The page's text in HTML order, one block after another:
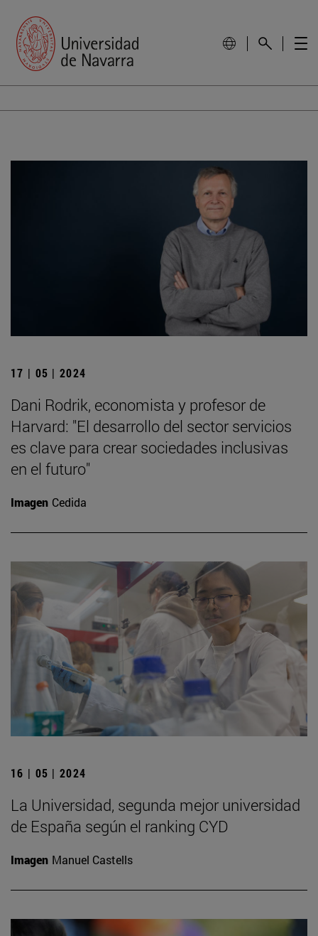
17 | 05 | 2024
Dani Rodrik, economista y profesor de
Harvard: "El desarrollo del sector servicios
es clave para crear sociedades inclusivas
en el futuro"
Imagen Cedida
16 | 05 | 2024
La Universidad, segunda mejor universidad
de España según el ranking CYD
Imagen Manuel Castells